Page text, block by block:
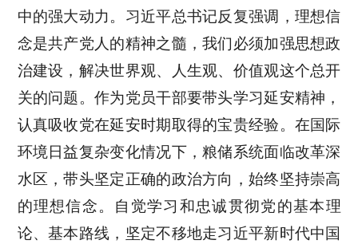
中的强大动力。习近平总书记反复强调，理想信
念是共产党人的精神之髓，我们必须加强思想政
治建设，解决世界观、人生观、价值观这个总开
关的问题。作为党员干部要带头学习延安精神，
认真吸收党在延安时期取得的宝贵经验。在国际
环境日益复杂变化情况下，粮储系统面临改革深
水区，带头坚定正确的政治方向，始终坚持崇高
的理想信念。自觉学习和忠诚贯彻党的基本理
论、基本路线，坚定不移地走习近平新时代中国